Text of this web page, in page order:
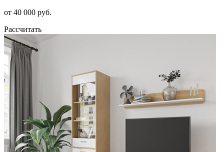
от 40 000 руб.
Рассчитать